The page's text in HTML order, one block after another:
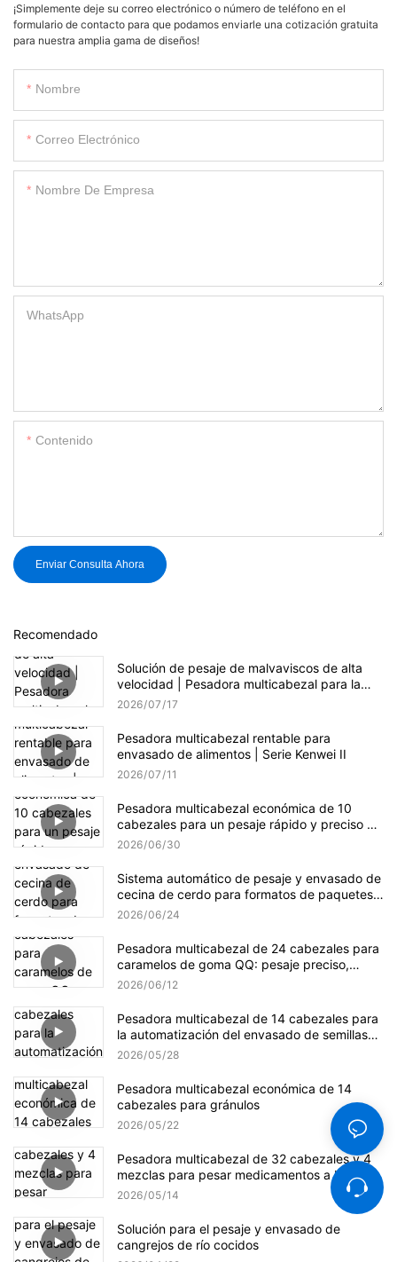
¡Simplemente deje su correo electrónico o número de teléfono en el
formulario de contacto para que podamos enviarle una cotización gratuita
para nuestra amplia gama de diseños!
Nombre
Correo Electrónico
Nombre De Empresa
WhatsApp
Contenido
Enviar Consulta Ahora
Recomendado
Solución de pesaje de malvaviscos de alta
velocidad | Pesadora multicabezal para la
producción de dulces
2026 07 17
Pesadora multicabezal rentable para
envasado de alimentos | Serie Kenwei II
2026 07 11
Pesadora multicabezal económica de 10
cabezales para un pesaje rápido y preciso de
gránulos.
2026 06 30
Sistema automático de pesaje y envasado de
cecina de cerdo para formatos de paquetes
pequeños y a granel.
2026 06 24
Pesadora multicabezal de 24 cabezales para
caramelos de goma QQ: pesaje preciso,
suave y eficiente.
2026 06 12
Pesadora multicabezal de 14 cabezales para
la automatización del envasado de semillas
de girasol
2026 05 28
Pesadora multicabezal económica de 14
cabezales para gránulos
2026 05 22
Pesadora multicabezal de 32 cabezales y 4
mezclas para pesar medicamentos a base de
hierbas.
2026 05 14
Solución para el pesaje y envasado de
cangrejos de río cocidos